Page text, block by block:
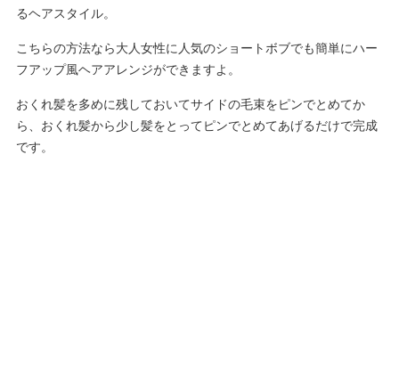
るヘアスタイル。
こちらの方法なら大人女性に人気のショートボブでも簡単にハー
フアップ風ヘアアレンジができますよ。
おくれ髪を多めに残しておいてサイドの毛束をピンでとめてか
ら、おくれ髪から少し髪をとってピンでとめてあげるだけで完成
です。